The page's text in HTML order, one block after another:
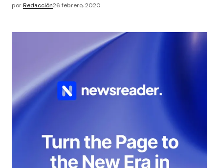
porRedacción26 febrero, 2020